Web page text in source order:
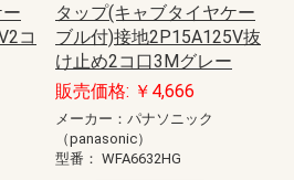
コ
タップ(キャブタイヤケー
ブル付)接地2P15A125V抜
け止め2コ口3Mグレー
販売価格: ￥4,666
メーカー：パナソニック
（panasonic）
型番： WFA6632HG